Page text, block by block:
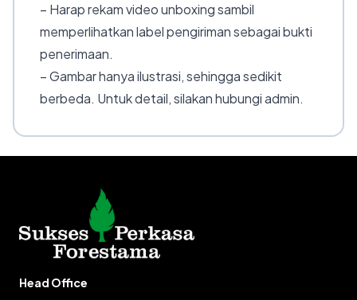
– Harap rekam video unboxing sambil
memperlihatkan label pengiriman sebagai bukti
penerimaan.
– Gambar hanya ilustrasi, sehingga sedikit
berbeda. Untuk detail, silakan hubungi admin.
Head Office